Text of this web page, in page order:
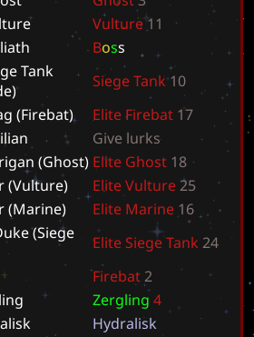
Vulture1 1
Boss
Tank
SiegeTank 10
(Firebat) Elite Firebat 17
Give lurks
(Ghost) Elite Ghost 18
(Vulture) EliteVulture25
(Marine) Elite Marine 16
(Siege
EliteSiegeTank 24
Firebat2
Zergling 4
Hydralisk